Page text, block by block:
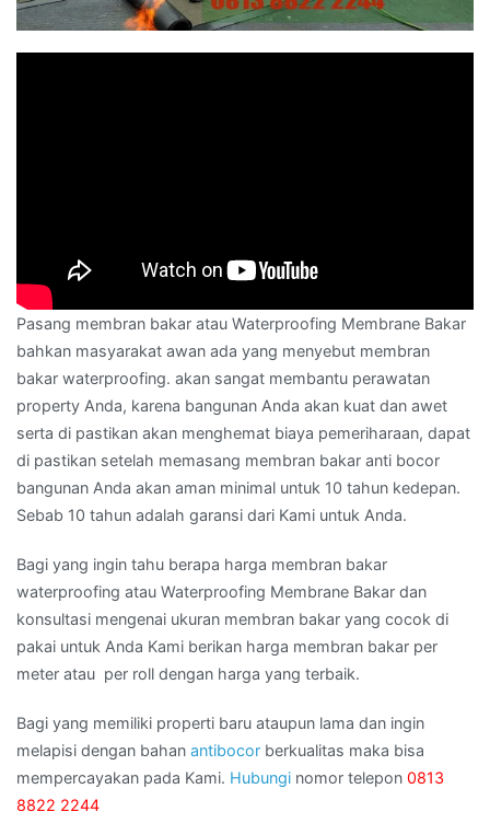
Pasang membran bakar atau Waterproofing Membrane Bakar
bahkan masyarakat awan ada yang menyebut membran
bakar waterproofing. akan sangat membantu perawatan
property Anda, karena bangunan Anda akan kuat dan awet
serta di pastikan akan menghemat biaya pemeriharaan, dapat
di pastikan setelah memasang membran bakar anti bocor
bangunan Anda akan aman minimal untuk 10 tahun kedepan.
Sebab 10 tahun adalah garansi dari Kami untuk Anda.
Bagi yang ingin tahu berapa harga membran bakar
waterproofing atau Waterproofing Membrane Bakar dan
konsultasi mengenai ukuran membran bakar yang cocok di
pakai untuk Anda Kami berikan harga membran bakar per
meter atau per roll dengan harga yang terbaik.
Bagi yang memiliki properti baru ataupun lama dan ingin
melapisi dengan bahan antibocor berkualitas maka bisa
mempercayakan pada Kami. Hubungi nomor telepon 0813
8822 2244